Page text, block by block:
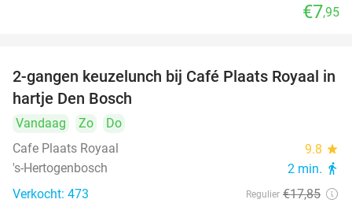
€7,95
36%
2-gangen keuzelunch bij Café Plaats Royaal in
hartje Den Bosch
Vandaag Zo
Do
Cafe Plaats Royaal
9.8 star
's-Hertogenbosch 2 min. directions_walk
Verkocht: 473 Regulier €17,85